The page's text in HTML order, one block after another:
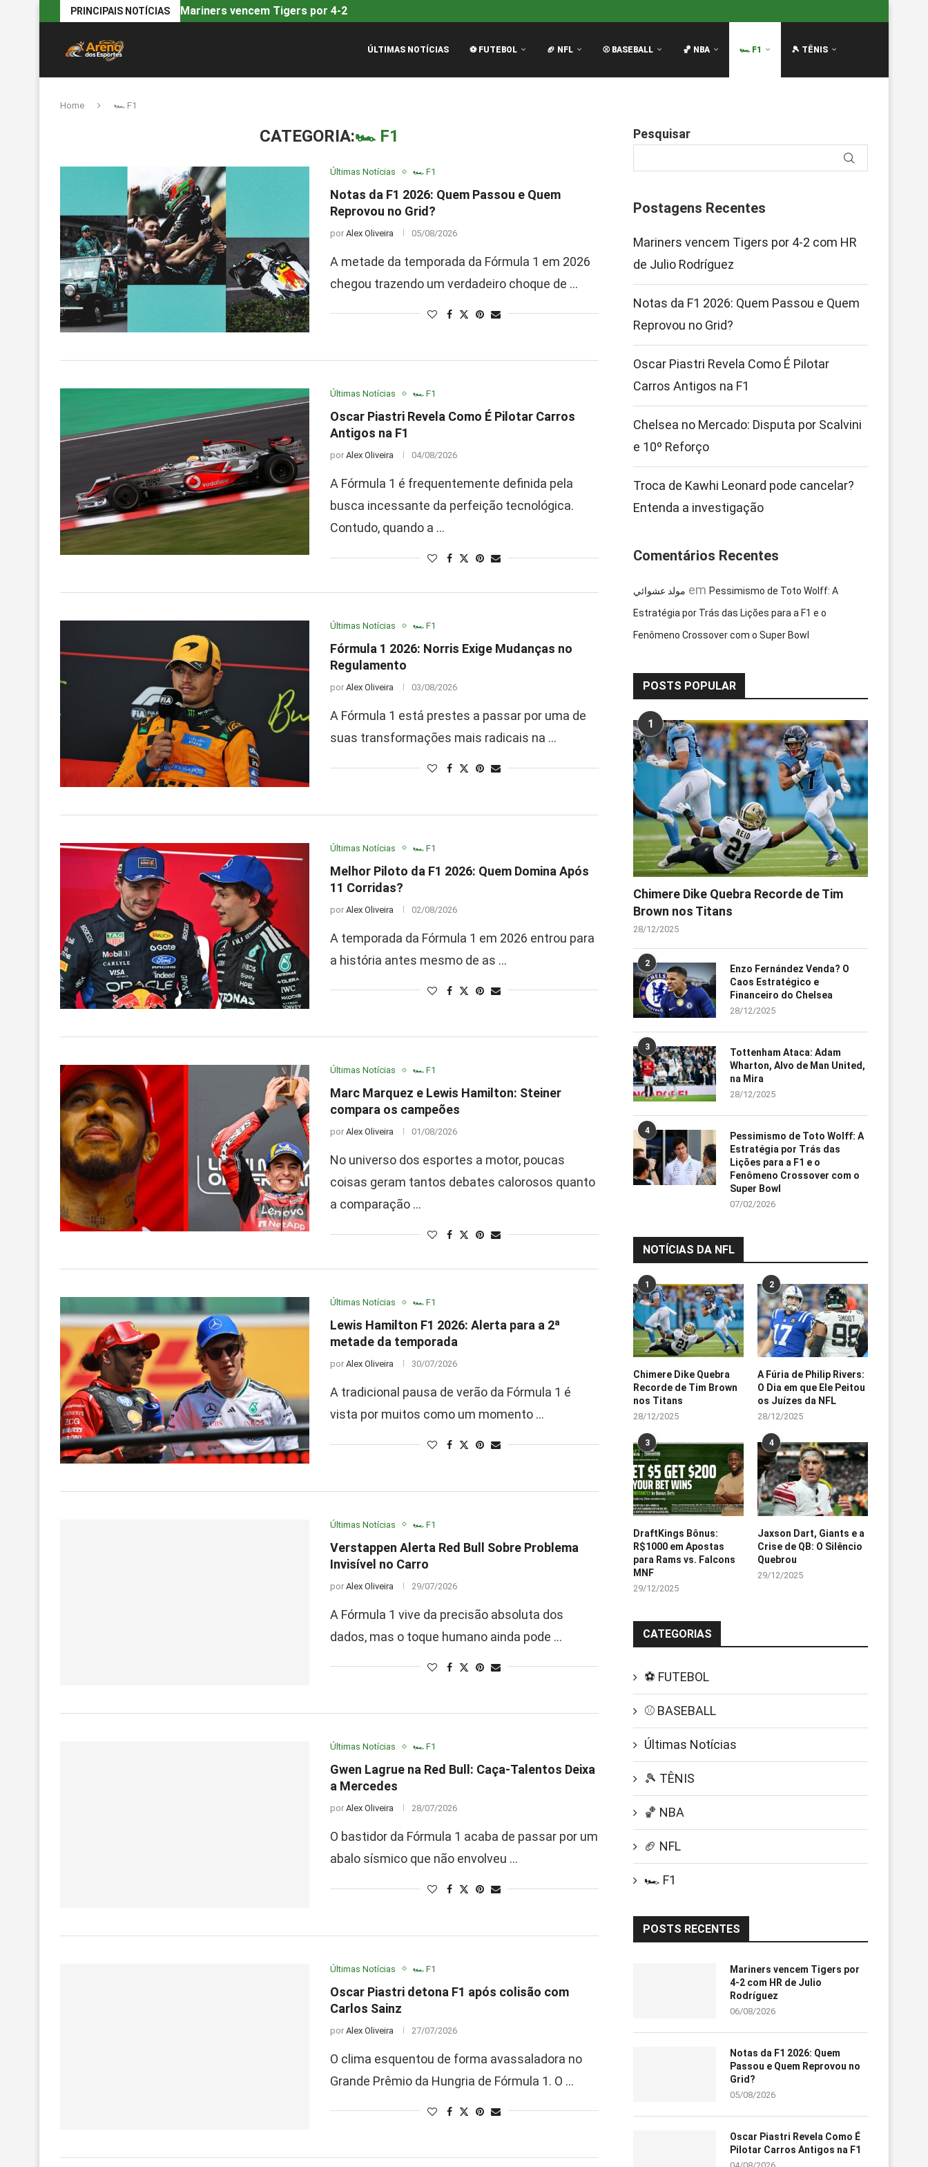
PRINCIPAIS NOTÍCIAS Mariners vencem Tigers por 4-2 com HR de...
ÚLTIMAS NOTÍCIAS ⚽ FUTEBOL 🏈 NFL ⚾ BASEBALL 🏀 NBA 🏎️ F1 🎾 TÊNIS
Home 🏎️ F1
CATEGORIA:🏎️ F1
Últimas Notícias 🏎️ F1
Notas da F1 2026: Quem Passou e Quem
Reprovou no Grid?
por Alex Oliveira 05/08/2026
A metade da temporada da Fórmula 1 em 2026
chegou trazendo um verdadeiro choque de …
Últimas Notícias 🏎️ F1
Oscar Piastri Revela Como É Pilotar Carros
Antigos na F1
por Alex Oliveira 04/08/2026
A Fórmula 1 é frequentemente definida pela
busca incessante da perfeição tecnológica.
Contudo, quando a …
Últimas Notícias 🏎️ F1
Fórmula 1 2026: Norris Exige Mudanças no
Regulamento
por Alex Oliveira 03/08/2026
A Fórmula 1 está prestes a passar por uma de
suas transformações mais radicais na …
Últimas Notícias 🏎️ F1
Melhor Piloto da F1 2026: Quem Domina Após
11 Corridas?
por Alex Oliveira 02/08/2026
A temporada da Fórmula 1 em 2026 entrou para
a história antes mesmo de as …
Últimas Notícias 🏎️ F1
Marc Marquez e Lewis Hamilton: Steiner
compara os campeões
por Alex Oliveira 01/08/2026
No universo dos esportes a motor, poucas
coisas geram tantos debates calorosos quanto
a comparação …
Últimas Notícias 🏎️ F1
Lewis Hamilton F1 2026: Alerta para a 2ª
metade da temporada
por Alex Oliveira 30/07/2026
A tradicional pausa de verão da Fórmula 1 é
vista por muitos como um momento …
Últimas Notícias 🏎️ F1
Verstappen Alerta Red Bull Sobre Problema
Invisível no Carro
por Alex Oliveira 29/07/2026
A Fórmula 1 vive da precisão absoluta dos
dados, mas o toque humano ainda pode …
Últimas Notícias 🏎️ F1
Gwen Lagrue na Red Bull: Caça-Talentos Deixa
a Mercedes
por Alex Oliveira 28/07/2026
O bastidor da Fórmula 1 acaba de passar por um
abalo sísmico que não envolveu …
Últimas Notícias 🏎️ F1
Oscar Piastri detona F1 após colisão com
Carlos Sainz
por Alex Oliveira 27/07/2026
O clima esquentou de forma avassaladora no
Grande Prêmio da Hungria de Fórmula 1. O …
Pesquisar
Postagens Recentes
Mariners vencem Tigers por 4-2 com HR
de Julio Rodríguez
Notas da F1 2026: Quem Passou e Quem
Reprovou no Grid?
Oscar Piastri Revela Como É Pilotar
Carros Antigos na F1
Chelsea no Mercado: Disputa por Scalvini
e 10º Reforço
Troca de Kawhi Leonard pode cancelar?
Entenda a investigação
Comentários Recentes
مولد عشوائي em Pessimismo de Toto Wolff: A
Estratégia por Trás das Lições para a F1 e o
Fenômeno Crossover com o Super Bowl
POSTS POPULAR
1
Chimere Dike Quebra Recorde de Tim
Brown nos Titans
28/12/2025
2
Enzo Fernández Venda? O
Caos Estratégico e
Financeiro do Chelsea
28/12/2025
3
Tottenham Ataca: Adam
Wharton, Alvo de Man United,
na Mira
28/12/2025
4
Pessimismo de Toto Wolff: A
Estratégia por Trás das
Lições para a F1 e o
Fenômeno Crossover com o
Super Bowl
07/02/2026
NOTÍCIAS DA NFL
1
Chimere Dike Quebra
Recorde de Tim Brown
nos Titans
28/12/2025
2
A Fúria de Philip Rivers:
O Dia em que Ele Peitou
os Juízes da NFL
28/12/2025
3
DraftKings Bônus:
R$1000 em Apostas
para Rams vs. Falcons
MNF
29/12/2025
4
Jaxson Dart, Giants e a
Crise de QB: O Silêncio
Quebrou
29/12/2025
CATEGORIAS
⚽ FUTEBOL
⚾ BASEBALL
Últimas Notícias
🎾 TÊNIS
🏀 NBA
🏈 NFL
🏎️ F1
POSTS RECENTES
Mariners vencem Tigers por
4-2 com HR de Julio
Rodríguez
06/08/2026
Notas da F1 2026: Quem
Passou e Quem Reprovou no
Grid?
05/08/2026
Oscar Piastri Revela Como É
Pilotar Carros Antigos na F1